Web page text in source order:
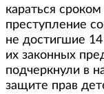
караться
преступление
не достигшие
их законных
подчеркнули в
защите прав